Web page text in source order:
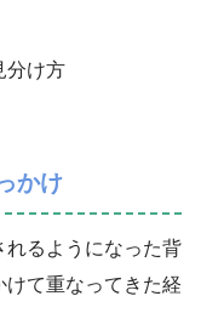
分け方
かけ
れるようになった背
て重なってきた経